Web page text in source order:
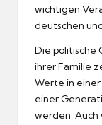
wichtigen
deutschen
Die politische
ihrer Familie
Werte in einer
einer
werden. Auch